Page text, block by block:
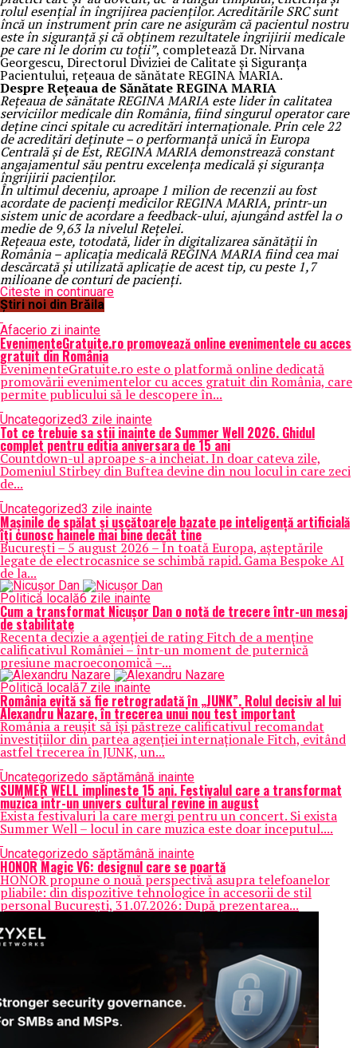
rolul esențial în îngrijirea pacienților. Acreditările SRC sunt
încă un instrument prin care ne asigurăm că pacientul nostru
este în siguranță și că obținem rezultatele îngrijirii medicale
pe care ni le dorim cu toții”, completează Dr. Nirvana
Georgescu, Directorul Diviziei de Calitate și Siguranța
Pacientului, rețeaua de sănătate REGINA MARIA.
Despre Rețeaua de Sănătate REGINA MARIA
Rețeaua de sănătate REGINA MARIA este lider în calitatea
serviciilor medicale din România, fiind singurul operator care
deține cinci spitale cu acreditări internaționale. Prin cele 22
de acreditări deținute – o performanță unică în Europa
Centrală și de Est, REGINA MARIA demonstrează constant
angajamentul său pentru excelența medicală și siguranța
îngrijirii pacienților.
În ultimul deceniu, aproape 1 milion de recenzii au fost
acordate de pacienți medicilor REGINA MARIA, printr-un
sistem unic de acordare a feedback-ului, ajungând astfel la o
medie de 9,63 la nivelul Rețelei.
Rețeaua este, totodată, lider în digitalizarea sănătății în
România – aplicația medicală REGINA MARIA fiind cea mai
descărcată și utilizată aplicație de acest tip, cu peste 1,7
milioane de conturi de pacienți.
Citeste in continuare
Știri noi din Brăila
Afacerio zi inainte
EvenimenteGratuite.ro promovează online evenimentele cu acces
gratuit din România
EvenimenteGratuite.ro este o platformă online dedicată
promovării evenimentelor cu acces gratuit din România, care
permite publicului să le descopere în...
Uncategorized3 zile inainte
Tot ce trebuie sa stii inainte de Summer Well 2026. Ghidul
complet pentru editia aniversara de 15 ani
Countdown-ul aproape s-a incheiat. In doar cateva zile,
Domeniul Stirbey din Buftea devine din nou locul in care zeci
de...
Uncategorized3 zile inainte
Mașinile de spălat și uscătoarele bazate pe inteligență artificială
îți cunosc hainele mai bine decât tine
București – 5 august 2026 – În toată Europa, așteptările
legate de electrocasnice se schimbă rapid. Gama Bespoke AI
de la...
Politică locală6 zile inainte
Cum a transformat Nicușor Dan o notă de trecere într-un mesaj
de stabilitate
Recenta decizie a agenției de rating Fitch de a menține
calificativul României – într-un moment de puternică
presiune macroeconomică –...
Politică locală7 zile inainte
România evită să fie retrogradată în „JUNK”. Rolul decisiv al lui
Alexandru Nazare, în trecerea unui nou test important
România a reușit să își păstreze calificativul recomandat
investițiilor din partea agenției internaționale Fitch, evitând
astfel trecerea în JUNK, un...
Uncategorizedo săptămână inainte
SUMMER WELL implineste 15 ani. Festivalul care a transformat
muzica intr-un univers cultural revine in august
Exista festivaluri la care mergi pentru un concert. Si exista
Summer Well – locul in care muzica este doar inceputul....
Uncategorizedo săptămână inainte
HONOR Magic V6: designul care se poartă
HONOR propune o nouă perspectivă asupra telefoanelor
pliabile: din dispozitive tehnologice în accesorii de stil
personal București, 31.07.2026: După prezentarea...